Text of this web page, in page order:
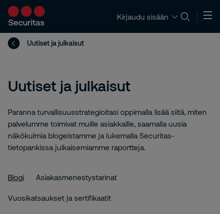
Kirjaudu sisään
Uutiset ja julkaisut
Uutiset ja julkaisut
Paranna turvallisuusstrategioitasi oppimalla lisää siitä, miten
palvelumme toimivat muille asiakkaille, saamalla uusia
näkökulmia blogeistamme ja lukemalla Securitas-
tietopankissa julkaisemiamme raportteja.
Blogi Asiakasmenestystarinat
Vuosikatsaukset ja sertifikaatit